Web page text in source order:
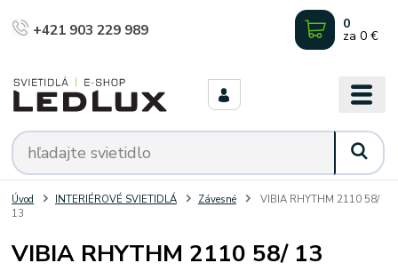
+421 903 229 989 0
za 0 €
Úvod INTERIÉROVÉ SVIETIDLÁ Závesné
VIBIA RHYTHM 2110 58/
13
VIBIA RHYTHM 2110 58/ 13